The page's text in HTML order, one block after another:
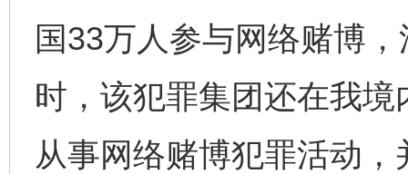
国33万人参与网络赌博
时，该犯罪集团还在我
从事网络赌博犯罪活动